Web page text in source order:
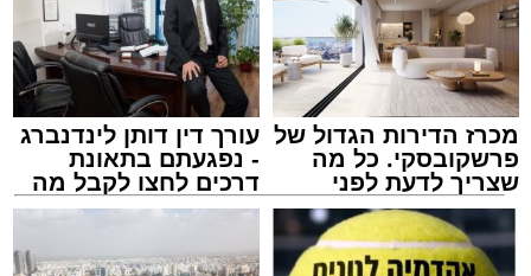
מכרז הדירות הגדול של
פרשקובסקי. כל מה
שצריך לדעת לפני
שמגישים הצעה לדירה
באשדוד
עורך דין דותן לינדנברג
- נפגעתם בתאונת
דרכים לחצו לקבל מה
שמגיע לכם